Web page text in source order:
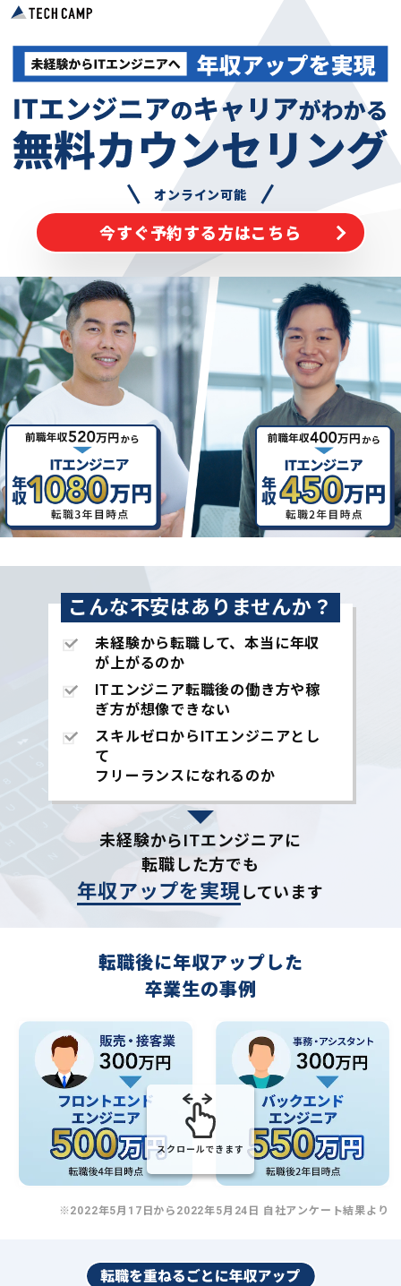
オンライン可能
今すぐ予約する方はこちら
こんな不安はありませんか？
未経験から転職して、本当に年収
が上がるのか
ITエンジニア転職後の働き方や稼
ぎ方が想像できない
スキルゼロからITエンジニアとし
て
フリーランスになれるのか
未経験からITエンジニアに
転職した方でも
年収アップを実現しています
転職後に年収アップした
卒業生の事例
スクロールできます
※2022年5月17日から2022年5月24日 自社アンケート結果より